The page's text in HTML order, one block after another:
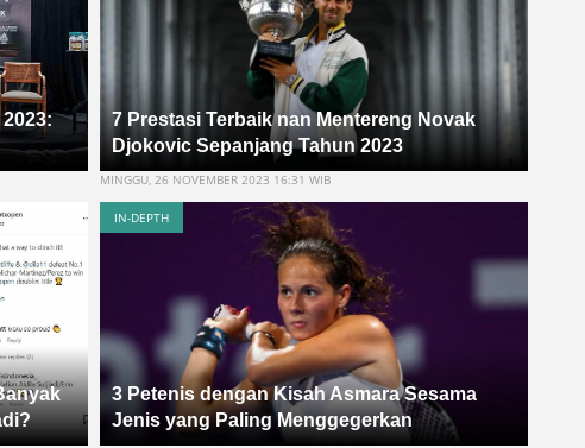
7 Prestasi Terbaik nan Mentereng Novak
Djokovic Sepanjang Tahun 2023
MINGGU, 26 NOVEMBER 2023 16:31 WIB
IN-DEPTH
3 Petenis dengan Kisah Asmara Sesama
Jenis yang Paling Menggegerkan